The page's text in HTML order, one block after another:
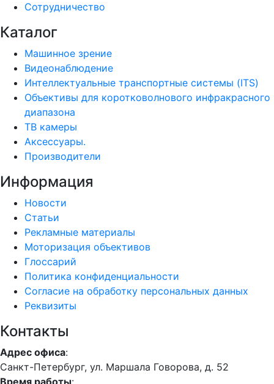
Сотрудничество
Каталог
Машинное зрение
Видеонаблюдение
Интеллектуальные транспортные системы (ITS)
Объективы для коротковолнового инфракрасного
диапазона
ТВ камеры
Аксессуары.
Производители
Информация
Новости
Статьи
Рекламные материалы
Моторизация объективов
Глоссарий
Политика конфиденциальности
Согласие на обработку персональных данных
Реквизиты
Контакты
Адрес офиса:
Санкт-Петербург, ул. Маршала Говорова, д. 52
Время работы: